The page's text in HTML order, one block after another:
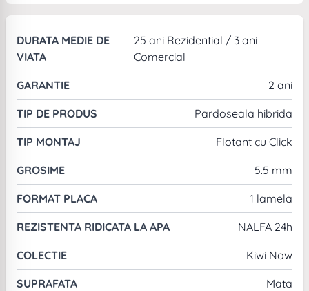
DURATA MEDIE DE
VIATA
25 ani Rezidential / 3 ani
Comercial
GARANTIE 2 ani
TIP DE PRODUS Pardoseala hibrida
TIP MONTAJ Flotant cu Click
GROSIME 5.5 mm
FORMAT PLACA 1 lamela
REZISTENTA RIDICATA LA APA NALFA 24h
COLECTIE Kiwi Now
SUPRAFATA Mata